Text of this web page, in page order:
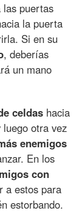
las puertas
la puerta
Si en su
, deberías
un mano
celdas hacia
otra vez
enemigos
En los
con
a estos para
estorbando.